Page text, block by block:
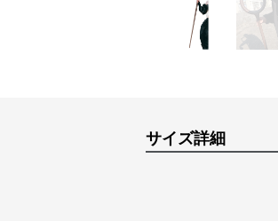
サイズ詳細